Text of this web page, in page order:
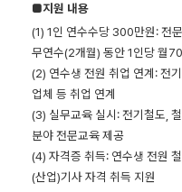
■지원 내용
(1) 1인 연수수당 300만원: 전
무연수(2개월) 동안 1인당 월
(2) 연수생 전원 취업 연계: 전
업체 등 취업 연계
(3) 실무교육 실시: 전기철도,
분야 전문교육 제공
(4) 자격증 취득: 연수생 전원
(산업)기사 자격 취득 지원